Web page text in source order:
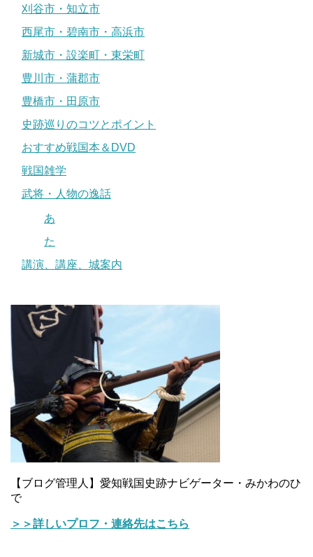
刈谷市・知立市
西尾市・碧南市・高浜市
新城市・設楽町・東栄町
豊川市・蒲郡市
豊橋市・田原市
史跡巡りのコツとポイント
おすすめ戦国本＆DVD
戦国雑学
武将・人物の逸話
あ
た
講演、講座、城案内
【ブログ管理人】愛知戦国史跡ナビゲーター・みかわのひ
で
＞＞詳しいプロフ・連絡先はこちら